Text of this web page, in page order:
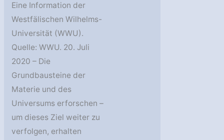
Eine Information der
Westfälischen Wilhelms-
Universität (WWU).
Quelle: WWU. 20. Juli
2020 – Die
Grundbausteine der
Materie und des
Universums erforschen –
um dieses Ziel weiter zu
verfolgen, erhalten